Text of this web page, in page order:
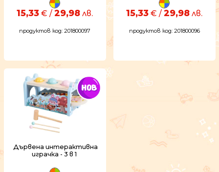
15,33 € / 29,98 лв.
продуктов код: 201800097
15,33 € / 29,98 лв.
продуктов код: 201800096
Дървена интерактивна
играчка - 3 в 1